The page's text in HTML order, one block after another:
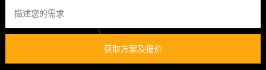
获取方案及报价